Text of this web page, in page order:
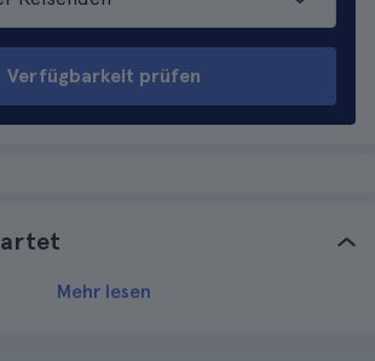
Verfügbarkeit prüfen
Mehr lesen